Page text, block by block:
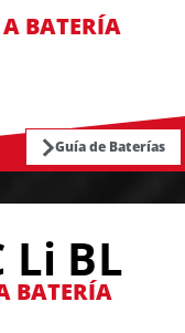
BATERÍA
Guía de Baterías
Li BL
BATERÍA